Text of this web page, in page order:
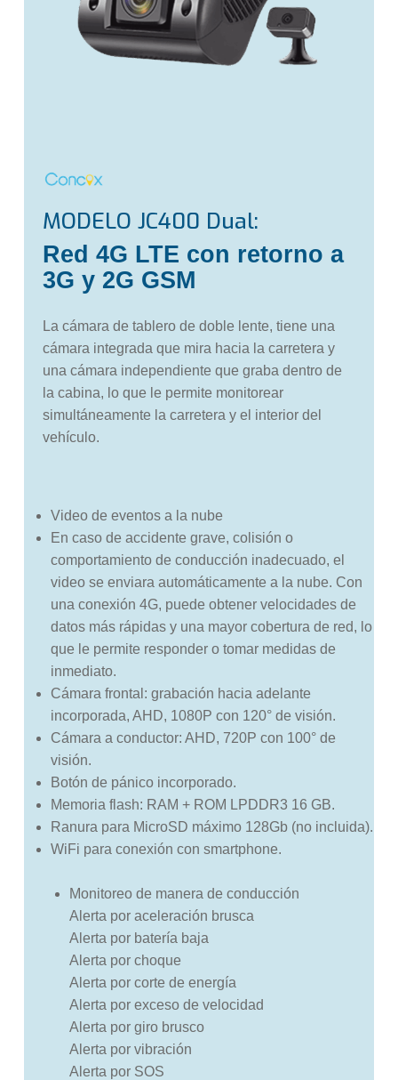
MODELO JC400 Dual:
Red 4G LTE con retorno a
3G y 2G GSM
La cámara de tablero de doble lente, tiene una
cámara integrada que mira hacia la carretera y
una cámara independiente que graba dentro de
la cabina, lo que le permite monitorear
simultáneamente la carretera y el interior del
vehículo.
Video de eventos a la nube
En caso de accidente grave, colisión o
comportamiento de conducción inadecuado, el
video se enviara automáticamente a la nube. Con
una conexión 4G, puede obtener velocidades de
datos más rápidas y una mayor cobertura de red, lo
que le permite responder o tomar medidas de
inmediato.
Cámara frontal: grabación hacia adelante
incorporada, AHD, 1080P con 120° de visión.
Cámara a conductor: AHD, 720P con 100° de
visión.
Botón de pánico incorporado.
Memoria flash: RAM + ROM LPDDR3 16 GB.
Ranura para MicroSD máximo 128Gb (no incluida).
WiFi para conexión con smartphone.
Monitoreo de manera de conducción
Alerta por aceleración brusca
Alerta por batería baja
Alerta por choque
Alerta por corte de energía
Alerta por exceso de velocidad
Alerta por giro brusco
Alerta por vibración
Alerta por SOS